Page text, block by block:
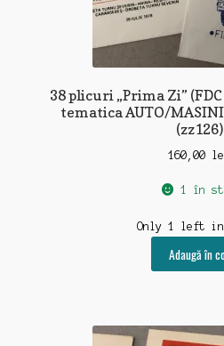
38 plicuri „Prima Zi”
tematica AUTO/
(zz126)
160,00
1 în
Only 1 left in
Adaugă în